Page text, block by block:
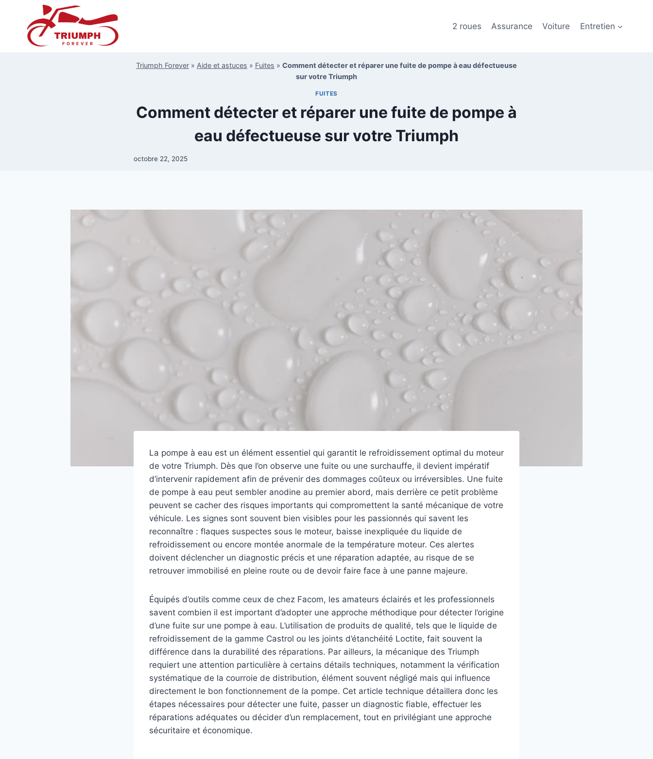
contenu
2 roues Assurance Voiture Entretien
Triumph Forever » Aide et astuces » Fuites » Comment détecter et réparer une fuite de pompe à eau défectueuse
sur votre Triumph
FUITES
Comment détecter et réparer une fuite de pompe à
eau défectueuse sur votre Triumph
octobre 22, 2025
La pompe à eau est un élément essentiel qui garantit le refroidissement optimal du moteur
de votre Triumph. Dès que l’on observe une fuite ou une surchauffe, il devient impératif
d’intervenir rapidement afin de prévenir des dommages coûteux ou irréversibles. Une fuite
de pompe à eau peut sembler anodine au premier abord, mais derrière ce petit problème
peuvent se cacher des risques importants qui compromettent la santé mécanique de votre
véhicule. Les signes sont souvent bien visibles pour les passionnés qui savent les
reconnaître : flaques suspectes sous le moteur, baisse inexpliquée du liquide de
refroidissement ou encore montée anormale de la température moteur. Ces alertes
doivent déclencher un diagnostic précis et une réparation adaptée, au risque de se
retrouver immobilisé en pleine route ou de devoir faire face à une panne majeure.
Équipés d’outils comme ceux de chez Facom, les amateurs éclairés et les professionnels
savent combien il est important d’adopter une approche méthodique pour détecter l’origine
d’une fuite sur une pompe à eau. L’utilisation de produits de qualité, tels que le liquide de
refroidissement de la gamme Castrol ou les joints d’étanchéité Loctite, fait souvent la
différence dans la durabilité des réparations. Par ailleurs, la mécanique des Triumph
requiert une attention particulière à certains détails techniques, notamment la vérification
systématique de la courroie de distribution, élément souvent négligé mais qui influence
directement le bon fonctionnement de la pompe. Cet article technique détaillera donc les
étapes nécessaires pour détecter une fuite, passer un diagnostic fiable, effectuer les
réparations adéquates ou décider d’un remplacement, tout en privilégiant une approche
sécuritaire et économique.